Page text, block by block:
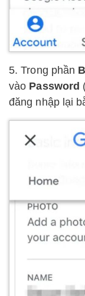
5. Trong phần
vào Password
đăng nhập lại